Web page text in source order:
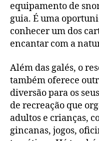
equipamento de
guia. É uma
conhecer um dos
encantar com a
Além das galés, o
também oferece
diversão para os
de recreação que
adultos e crianças,
gincanas, jogos,